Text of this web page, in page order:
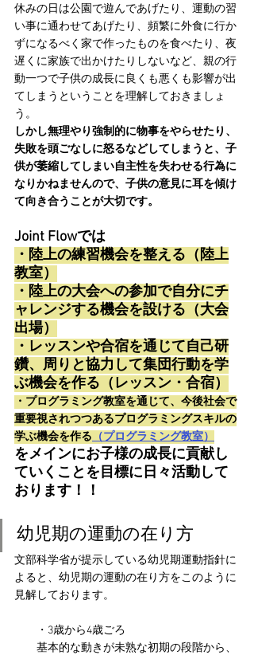
休みの日は公園で遊んであげたり、運動の習
い事に通わせてあげたり、頻繁に外食に行か
ずになるべく家で作ったものを食べたり、夜
遅くに家族で出かけたりしないなど、親の行
動一つで子供の成長に良くも悪くも影響が出
てしまうということを理解しておきましょ
う。
しかし無理やり強制的に物事をやらせたり、
失敗を頭ごなしに怒るなどしてしまうと、子
供が萎縮してしまい自主性を失わせる行為に
なりかねませんので、子供の意見に耳を傾け
て向き合うことが大切です。
Joint Flowでは
・陸上の練習機会を整える（陸上
教室）
・陸上の大会への参加で自分にチ
ャレンジする機会を設ける（大会
出場）
・レッスンや合宿を通じて自己研
鑽、周りと協力して集団行動を学
ぶ機会を作る（レッスン・合宿）
・プログラミング教室を通じて、今後社会で
重要視されつつあるプログラミングスキルの
学ぶ機会を作る （プログラミング教室）
をメインにお子様の成長に貢献し
ていくことを目標に日々活動して
おります！！
幼児期の運動の在り方
文部科学省が提示している幼児期運動指針に
よると、幼児期の運動の在り方をこのように
見解しております。
・3歳から4歳ごろ
基本的な動きが未熟な初期の段階から、